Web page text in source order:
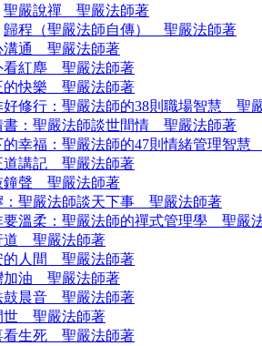
聖嚴說禪 聖嚴法師著
歸程（聖嚴法師自傳） 聖嚴法師著
溝通 聖嚴法師著
看紅塵 聖嚴法師著
的快樂 聖嚴法師著
好修行：聖嚴法師的38則職場智慧 聖
書：聖嚴法師談世間情 聖嚴法師著
的幸福：聖嚴法師的47則情緒管理智
道講記 聖嚴法師著
鐘聲 聖嚴法師著
：聖嚴法師談天下事 聖嚴法師著
要溫柔：聖嚴法師的禪式管理學 聖嚴
道 聖嚴法師著
的人間 聖嚴法師著
加油 聖嚴法師著
鼓晨音 聖嚴法師著
世 聖嚴法師著
看生死 聖嚴法師著